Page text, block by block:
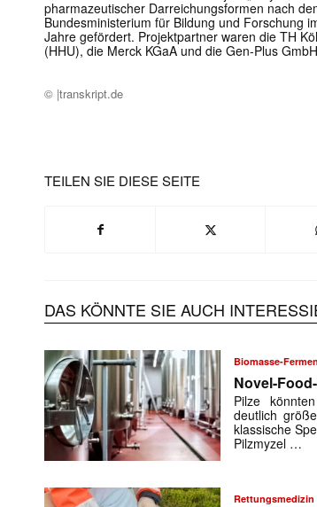
pharmazeutischer Darreichungsformen nach
Bundesministerium für Bildung und Forschung
Jahre gefördert. Projektpartner waren die TH
(HHU), die Merck KGaA und die Gen-Plus
© |transkript.de
TEILEN SIE DIESE SEITE
DAS KÖNNTE SIE AUCH
Biomasse-
Novel-
Pilze
deutlich
klassische
Pilzmyzel …
Rettungsmedizin